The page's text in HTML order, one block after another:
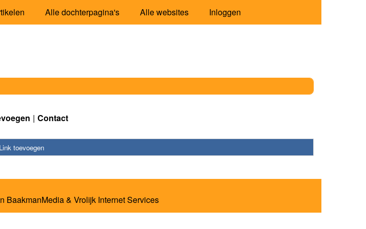
Alle dochterpagina's Alle websites Inloggen
Contact
Link toevoegen
BaakmanMedia& Vrolijk Internet Services